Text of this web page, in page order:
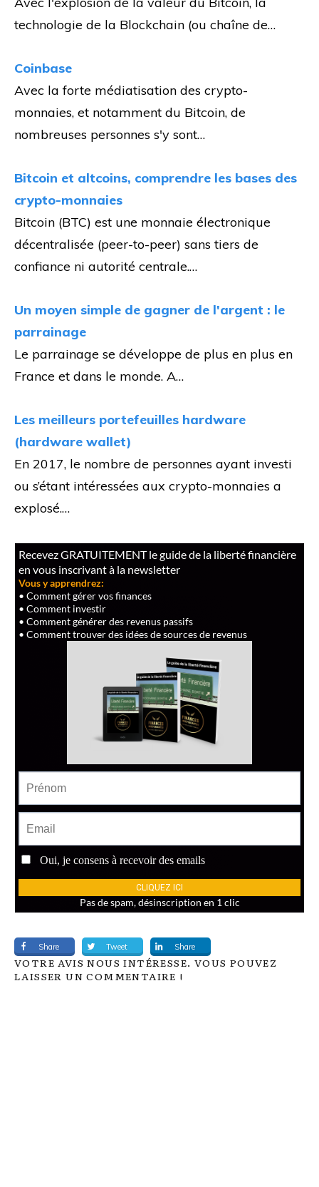
technologie de la Blockchain (ou chaîne de…
Coinbase
Avec la forte médiatisation des crypto-
monnaies, et notamment du Bitcoin, de
nombreuses personnes s'y sont…
Bitcoin et altcoins, comprendre les bases des
crypto-monnaies
Bitcoin (BTC) est une monnaie électronique
décentralisée (peer-to-peer) sans tiers de
confiance ni autorité centrale.…
Un moyen simple de gagner de l'argent : le
parrainage
Le parrainage se développe de plus en plus en
France et dans le monde. A…
Les meilleurs portefeuilles hardware
(hardware wallet)
En 2017, le nombre de personnes ayant investi
ou s’étant intéressées aux crypto-monnaies a
explosé.…
Share Tweet Share
VOTRE AVIS NOUS INTÉRESSE. VOUS POUVEZ
LAISSER UN COMMENTAIRE !